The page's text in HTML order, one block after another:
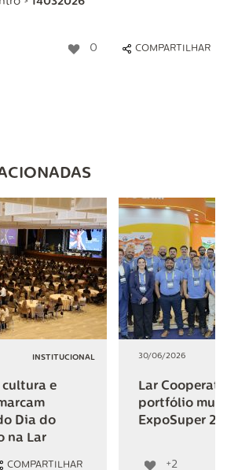
0 COMPARTILHAR
INSTITUCIONAL
cultura e
Dia do
na Lar
COMPARTILHAR
30/06/2026
Lar
portfólio
ExpoSuper
+2